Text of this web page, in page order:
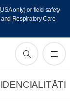
only) or field safety
Respiratory Care